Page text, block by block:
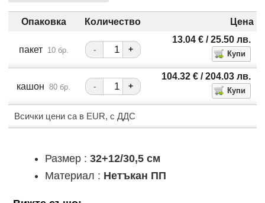
Опаковка Количество Цена
пакет 10 бр. - +
13.04 €/ 25.50 лв.
кашон 80 бр. - +
104.32 €/ 204.03 лв.
Всички цени са в EUR, с ДДС
Размер : 32+12/30,5 см
Материал : Нетъкан ПП